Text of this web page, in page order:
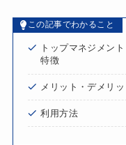
この記事でわかること
トップマネジメン
特徴
メリット・デメリッ
利用方法